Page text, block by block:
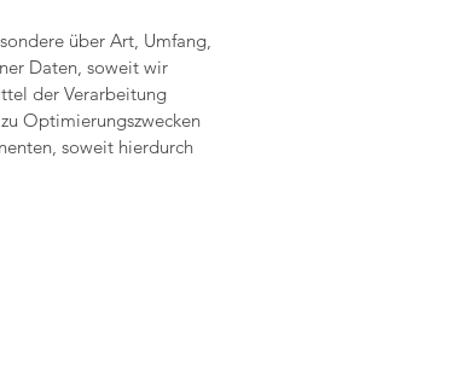
über Art, Umfang,
Daten, soweit wir
der Verarbeitung
Optimierungszwecken
soweit hierdurch